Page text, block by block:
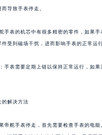
导致手表停走。
手表的机芯中有很多精密的零件，如果
受到磁场干扰，进而影响手表的正常运行
手表需要定期上链以保持正常运行，如果
的解决方法
帝舵手表停走，首先需要检查手表的电能